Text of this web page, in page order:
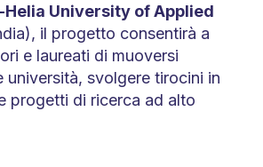
Helia University of Applied
il progetto consentirà a
e laureati di muoversi
università, svolgere tirocini in
progetti di ricerca ad alto